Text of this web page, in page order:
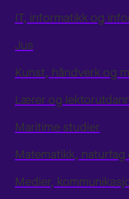
IT, informatikk og
Jus
Kunst, håndverk og
Lærer og
Maritime studier
Matematikk, naturfag
Medier,